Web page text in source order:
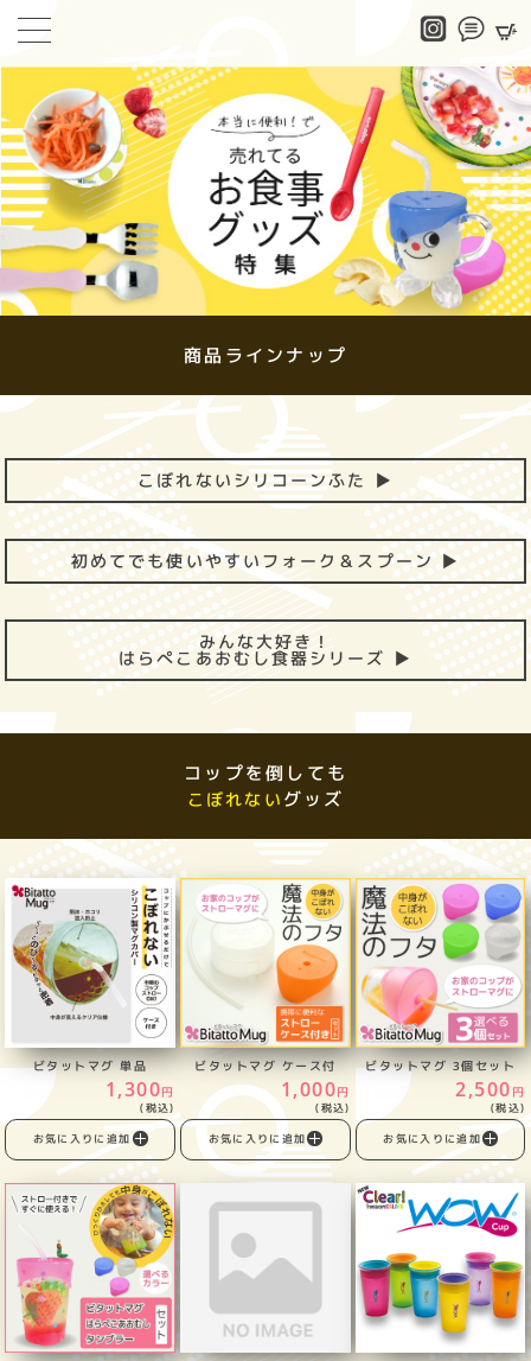
商品ラインナップ
こぼれないシリコーンふた ▶
初めてでも使いやすいフォーク＆スプーン ▶
みんな大好き！
はらぺこあおむし食器シリーズ ▶
コップを倒しても
こぼれない グッズ
ビタットマグ 単品
1,300円
(税込)
お気に入りに追加
ビタットマグ ケース付
1,000円
(税込)
お気に入りに追加
ビタットマグ 3個セット
2,500 円
(税込)
お気に入りに追加